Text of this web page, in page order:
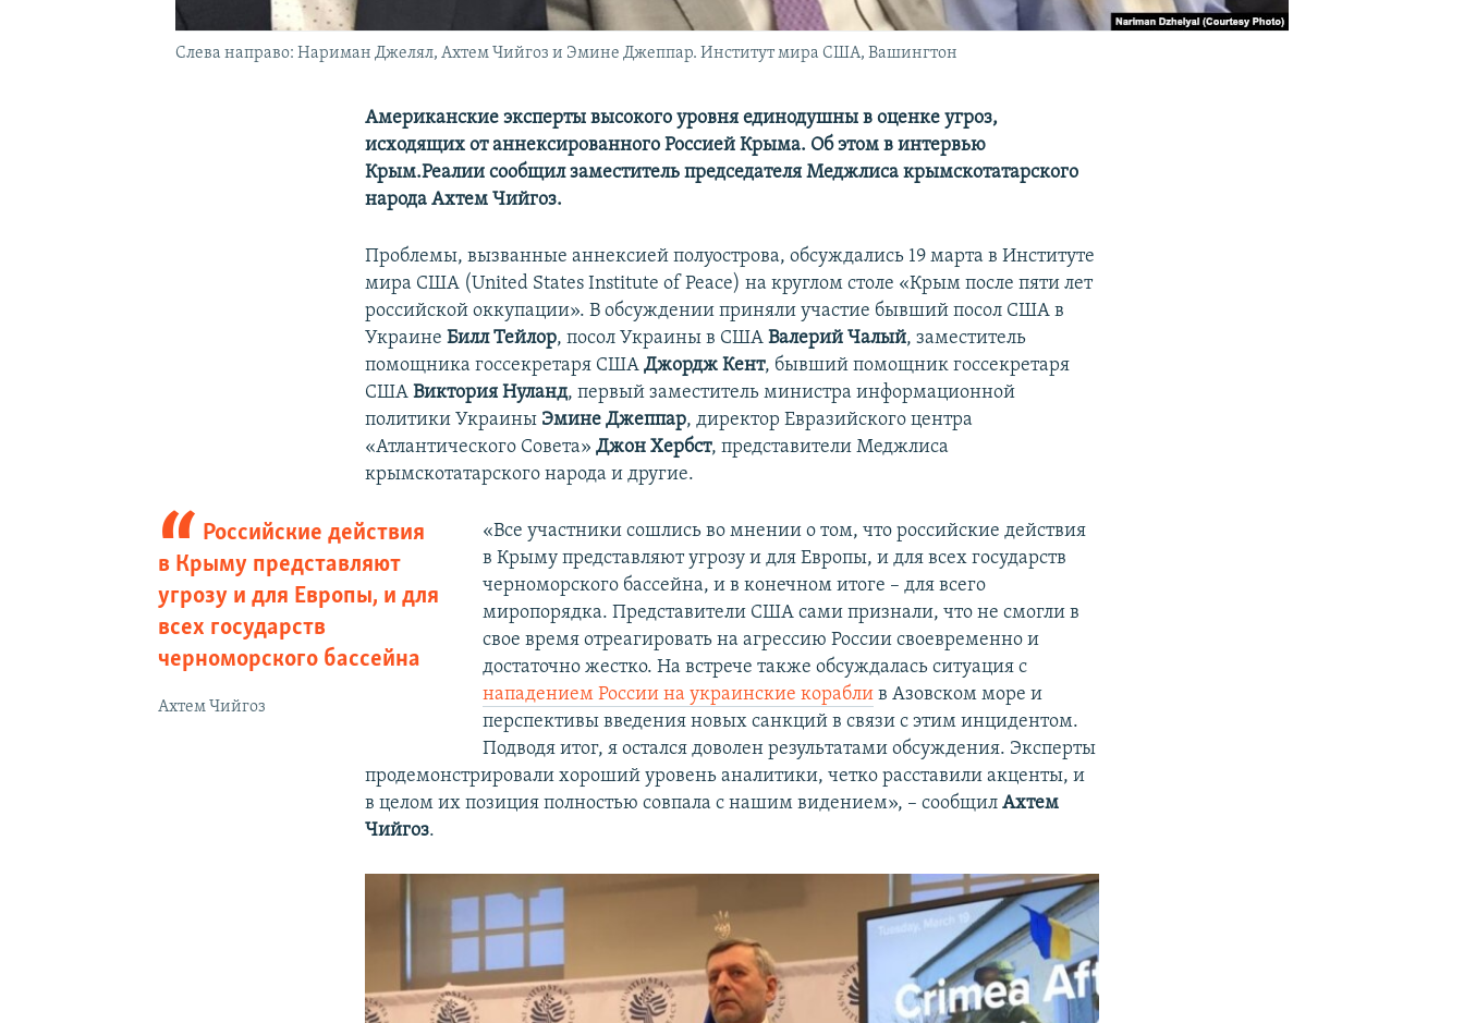
Слева направо: Нариман Джелял, Ахтем Чийгоз и Эмине Джеппар. Институт мира США, Вашингтон
Американские эксперты высокого уровня единодушны в оценке угроз,
исходящих от аннексированного Россией Крыма. Об этом в интервью
Крым.Реалии сообщил заместитель председателя Меджлиса крымскотатарского
народа Ахтем Чийгоз.
Проблемы, вызванные аннексией полуострова, обсуждались 19 марта в Институте
мира США (United States Institute of Peace) на круглом столе «Крым после пяти лет
российской оккупации». В обсуждении приняли участие бывший посол США в
УкраинеБилл Тейлор, посол Украины в СШАВалерий Чалый, заместитель
помощника госсекретаря СШАДжордж Кент, бывший помощник госсекретаря
СШАВиктория Нуланд, первый заместитель министра информационной
политики Украины Эмине Джеппар, директор Евразийского центра
«Атлантического Совета»Джон Хербст, представители Меджлиса
крымскотатарского народа и другие.
Российские действия
в Крыму представляют
угрозу и для Европы, и для
всех государств
черноморского бассейна
Ахтем Чийгоз
«Все участники сошлись во мнении о том, что российские действия
в Крыму представляют угрозу и для Европы, и для всех государств
черноморского бассейна, и в конечном итоге – для всего
миропорядка. Представители США сами признали, что не смогли в
свое время отреагировать на агрессию России своевременно и
достаточно жестко. На встрече также обсуждалась ситуация с
нападением России на украинские кораблив Азовском море и
перспективы введения новых санкций в связи с этим инцидентом.
Подводя итог, я остался доволен результатами обсуждения. Эксперты
продемонстрировали хороший уровень аналитики, четко расставили акценты, и
в целом их позиция полностью совпала с нашим видением», – сообщилАхтем
Чийгоз.